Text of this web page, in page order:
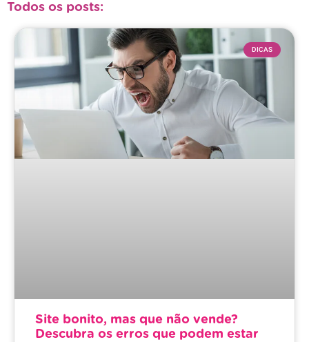
Todos os posts:
DICAS
Site bonito, mas que não vende?
Descubra os erros que podem estar